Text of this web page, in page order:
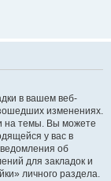
в вашем веб-
изменениях.
на темы. Вы можете
у вас в
об
для закладок и
личного раздела.